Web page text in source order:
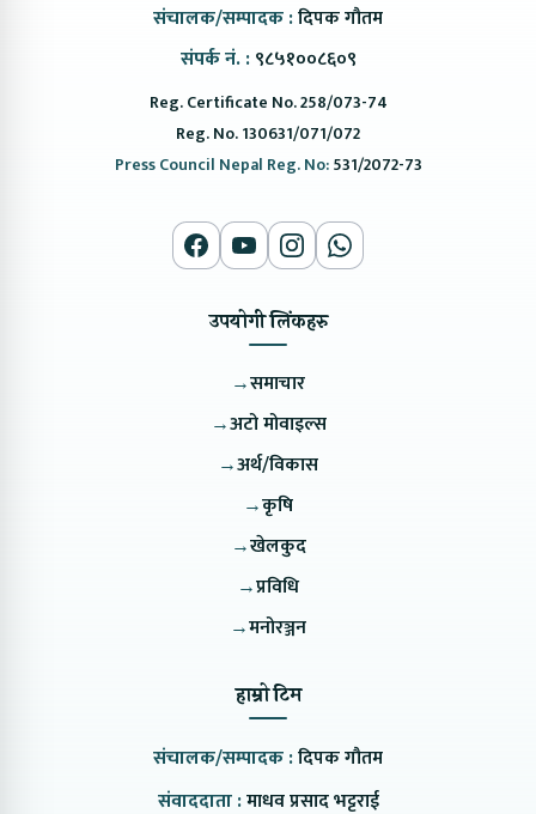
संचालक/सम्पादक :दिपक गौतम
संपर्क नं. : ९८५१००८६०९
Reg. Certificate No. 258/073-74
Reg. No. 130631/071/072
Press Council Nepal Reg. No:531/2072-73
उपयोगी लिंकहरु
→समाचार
→अटो मोवाइल्स
→अर्थ/विकास
→कृषि
→खेलकुद
→प्रविधि
→मनोरञ्जन
हाम्रो टिम
संचालक/सम्पादक :दिपक गौतम
संवाददाता :माधव प्रसाद भट्टराई